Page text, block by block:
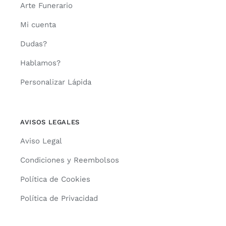
Arte Funerario
Mi cuenta
Dudas?
Hablamos?
Personalizar Lápida
AVISOS LEGALES
Aviso Legal
Condiciones y Reembolsos
Política de Cookies
Política de Privacidad